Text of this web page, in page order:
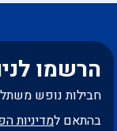
הרשמו
חבילות נופש
בהתאם למדיניות